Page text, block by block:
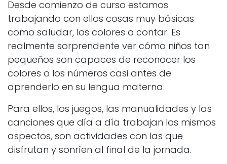
Desde comienzo de curso estamos
trabajando con ellos cosas muy básicas
como saludar, los colores o contar. Es
realmente sorprendente ver cómo niños tan
pequeños son capaces de reconocer los
colores o los números casi antes de
aprenderlo en su lengua materna.
Para ellos, los juegos, las manualidades y las
canciones que día a día trabajan los mismos
aspectos, son actividades con las que
disfrutan y sonríen al final de la jornada.